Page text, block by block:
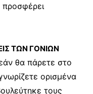
ΤΩΝ ΓΟΝΙΩΝ
θα πάρετε στο
ορισμένα
τους